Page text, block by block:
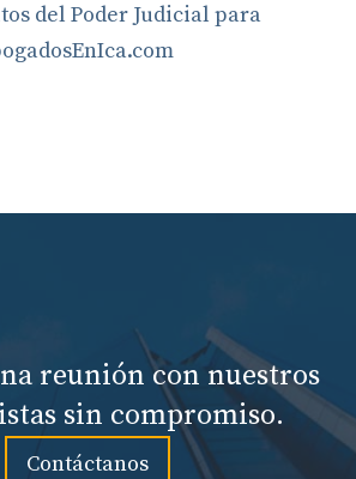
del Poder Judicial para
reunión con nuestros
sin compromiso.
Contáctanos